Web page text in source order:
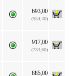
693,00
(554,40)
917,00
(733,60)
885,00